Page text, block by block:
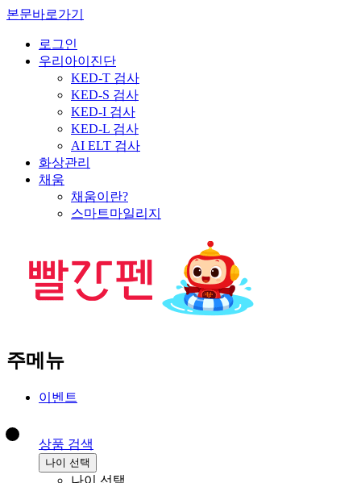
본문바로가기
로그인
우리아이진단
KED-T 검사
KED-S 검사
KED-I 검사
KED-L 검사
AI ELT 검사
화상관리
채움
채움이란?
스마트마일리지
주메뉴
이벤트
상품 검색
나이 선택
나이 선택